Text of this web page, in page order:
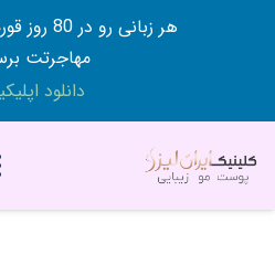
هر زبانی
مهاجرتت
دانلود